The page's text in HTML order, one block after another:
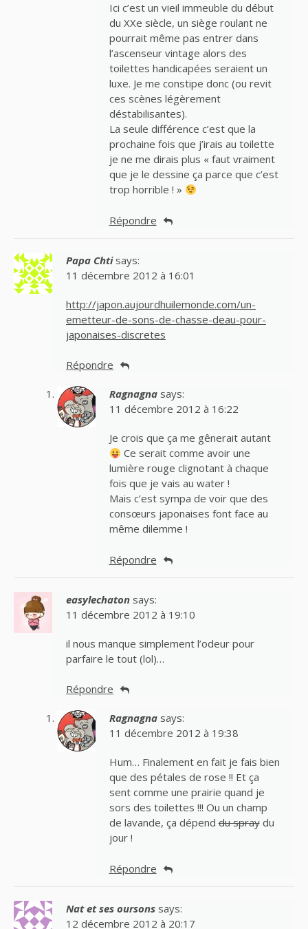
Ici c’est un vieil immeuble du début
du XXe siècle, un siège roulant ne
pourrait même pas entrer dans
l’ascenseur vintage alors des
toilettes handicapées seraient un
luxe. Je me constipe donc (ou revit
ces scènes légèrement
déstabilisantes).
La seule différence c’est que la
prochaine fois que j’irais au toilette
je ne me dirais plus « faut vraiment
que je le dessine ça parce que c’est
trop horrible ! »
Répondre
Papa Chti says:
11 décembre 2012 à 16:01
http://japon.aujourdhuilemonde.com/un-
emetteur-de-sons-de-chasse-deau-pour-
japonaises-discretes
Répondre
Ragnagna says:
11 décembre 2012 à 16:22
Je crois que ça me gênerait autant
Ce serait comme avoir une
lumière rouge clignotant à chaque
fois que je vais au water !
Mais c’est sympa de voir que des
consœurs japonaises font face au
même dilemme !
Répondre
easylechaton says:
11 décembre 2012 à 19:10
il nous manque simplement l’odeur pour
parfaire le tout (lol)…
Répondre
Ragnagna says:
11 décembre 2012 à 19:38
Hum… Finalement en fait je fais bien
que des pétales de rose !! Et ça
sent comme une prairie quand je
sors des toilettes !!! Ou un champ
de lavande, ça dépenddu spraydu
jour !
Répondre
Nat et ses oursons says:
12 décembre 2012 à 20:17